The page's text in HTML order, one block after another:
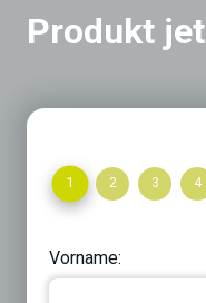
Produkt
1 2 3 4
Vorname: